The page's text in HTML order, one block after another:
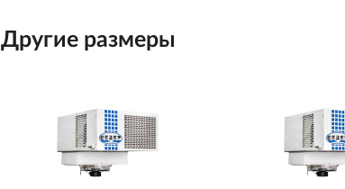
Другие размеры